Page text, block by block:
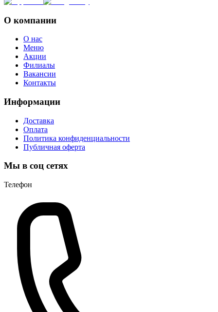
О компании
О нас
Меню
Акции
Филиалы
Вакансии
Контакты
Информации
Доставка
Оплата
Политика конфиденциальности
Публичная оферта
Мы в соц сетях
Телефон